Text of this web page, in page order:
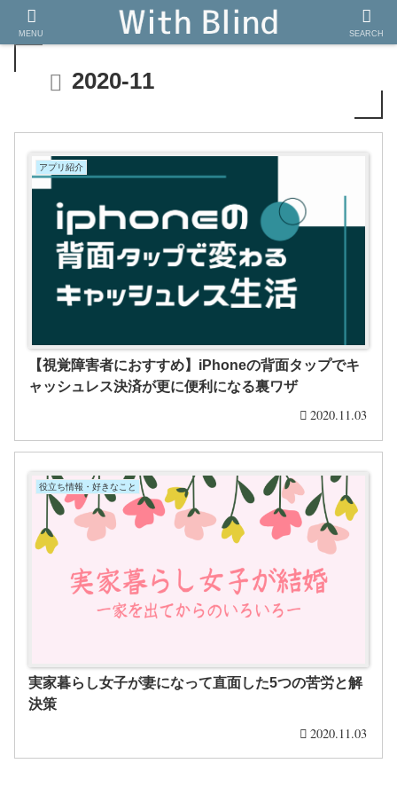
2020-11
アプリ紹介
【視覚障害者におすすめ】iPhoneの背面タップでキ
ャッシュレス決済が更に便利になる裏ワザ
2020.11.03
役立ち情報・好きなこと
実家暮らし女子が妻になって直面した5つの苦労と解
決策
2020.11.03
MENU SEARCH